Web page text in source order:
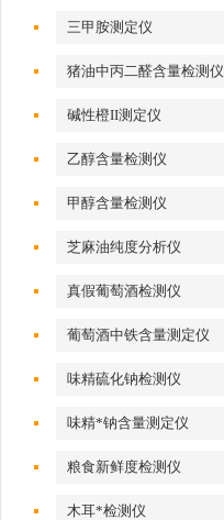
三甲胺测定仪
猪油中丙二醛含量检测仪
碱性橙II测定仪
乙醇含量检测仪
甲醇含量检测仪
芝麻油纯度分析仪
真假葡萄酒检测仪
葡萄酒中铁含量测定仪
味精硫化钠检测仪
味精*钠含量测定仪
粮食新鲜度检测仪
木耳*检测仪